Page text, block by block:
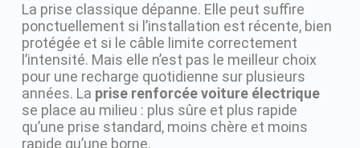
La prise classique dépanne. Elle peut suffire
ponctuellement si l’installation est récente, bien
protégée et si le câble limite correctement
l’intensité. Mais elle n’est pas le meilleur choix
pour une recharge quotidienne sur plusieurs
années. La prise renforcée voiture électrique
se place au milieu : plus sûre et plus rapide
qu’une prise standard, moins chère et moins
rapide qu’une borne.